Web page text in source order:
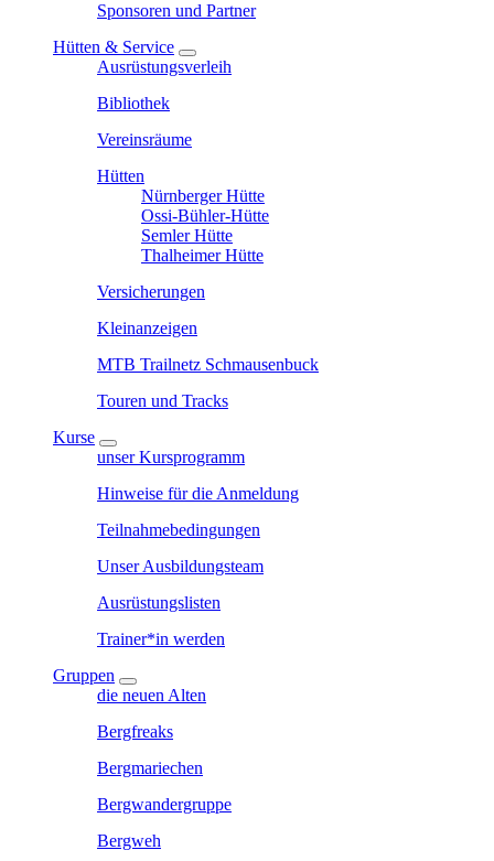
Sponsoren und Partner
Hütten & Service
Ausrüstungsverleih
Bibliothek
Vereinsräume
Hütten
Nürnberger Hütte
Ossi-Bühler-Hütte
Semler Hütte
Thalheimer Hütte
Versicherungen
Kleinanzeigen
MTB Trailnetz Schmausenbuck
Touren und Tracks
Kurse
unser Kursprogramm
Hinweise für die Anmeldung
Teilnahmebedingungen
Unser Ausbildungsteam
Ausrüstungslisten
Trainer*in werden
Gruppen
die neuen Alten
Bergfreaks
Bergmariechen
Bergwandergruppe
Bergweh